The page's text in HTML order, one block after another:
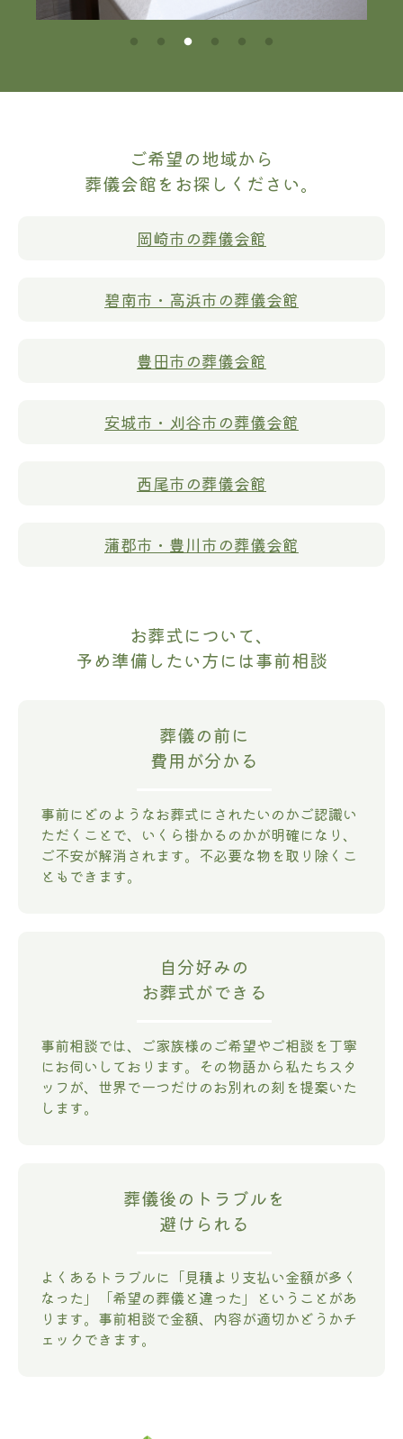
ご希望の地域から
葬儀会館をお探しください。
岡崎市の葬儀会館
碧南市・高浜市の葬儀会館
豊田市の葬儀会館
安城市・刈谷市の葬儀会館
西尾市の葬儀会館
蒲郡市・豊川市の葬儀会館
お葬式について、
予め準備したい方には事前相談
葬儀の前に
費用が分かる
事前にどのようなお葬式にされたいのかご認識い
ただくことで、いくら掛かるのかが明確になり、
ご不安が解消されます。不必要な物を取り除くこ
ともできます。
自分好みの
お葬式ができる
事前相談では、ご家族様のご希望やご相談を丁寧
にお伺いしております。その物語から私たちスタ
ッフが、世界で一つだけのお別れの刻を提案いた
します。
葬儀後のトラブルを
避けられる
よくあるトラブルに「見積より支払い金額が多く
なった」「希望の葬儀と違った」ということがあ
ります。事前相談で金額、内容が適切かどうかチ
ェックできます。